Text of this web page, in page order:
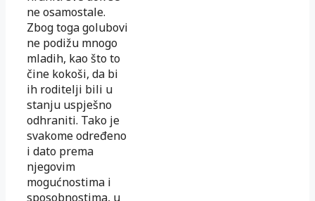
ne osamostale.
Zbog toga golubovi
ne podižu mnogo
mladih, kao što to
čine kokoši, da bi
ih roditelji bili u
stanju uspješno
odhraniti. Tako je
svakome određeno
i dato prema
njegovim
mogućnostima i
sposobnostima, u